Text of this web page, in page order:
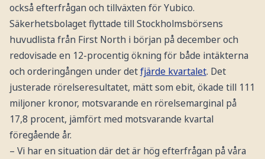
också efterfrågan och tillväxten för Yubico.
Säkerhetsbolaget flyttade till Stockholmsbörsens
huvudlista från First North i början på december och
redovisade en 12-procentig ökning för både intäkterna
och orderingången under detfjärde kvartalet. Det
justerade rörelseresultatet, mätt som ebit, ökade till 111
miljoner kronor, motsvarande en rörelsemarginal på
17,8 procent, jämfört med motsvarande kvartal
föregående år.
– Vi har en situation där det är hög efterfrågan på våra